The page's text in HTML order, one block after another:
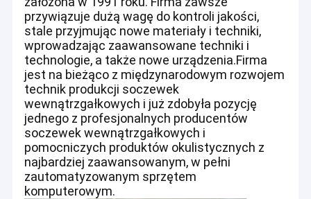
przywiązuje dużą wagę do kontroli jakości,
stale przyjmując nowe materiały i techniki,
wprowadzając zaawansowane techniki i
technologie, a także nowe urządzenia.Firma
jest na bieżąco z międzynarodowym rozwojem
technik produkcji soczewek
wewnątrzgałkowych i już zdobyła pozycję
jednego z profesjonalnych producentów
soczewek wewnątrzgałkowych i
pomocniczych produktów okulistycznych z
najbardziej zaawansowanym, w pełni
zautomatyzowanym sprzętem
komputerowym.